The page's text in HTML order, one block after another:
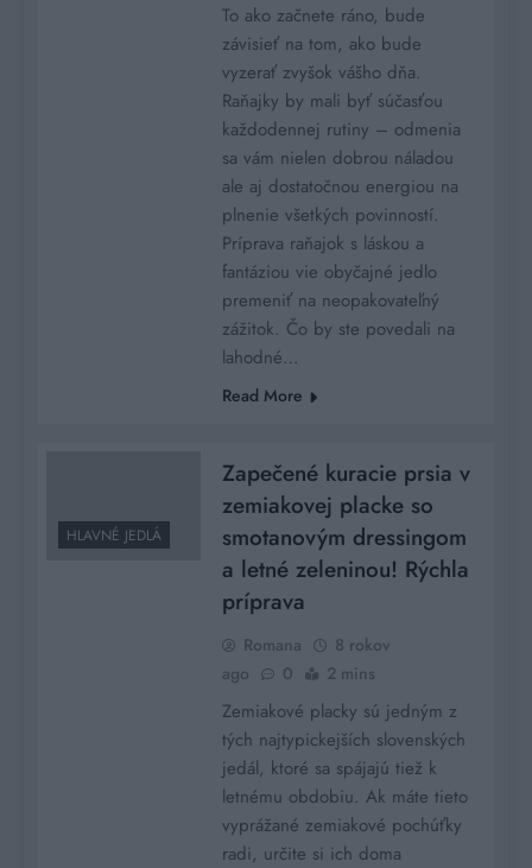
To ako začnete ráno, bude
závisieť na tom, ako bude
vyzerať zvyšok vášho dňa.
Raňajky by mali byť súčasťou
každodennej rutiny – odmenia
sa vám nielen dobrou náladou
ale aj dostatočnou energiou na
plnenie všetkých povinností.
Príprava raňajok s láskou a
fantáziou vie obyčajné jedlo
premeniť na neopakovateľný
zážitok. Čo by ste povedali na
lahodné…
Read More
HLAVNÉ JEDLÁ
Zapečené kuracie prsia v
zemiakovej placke so
smotanovým dressingom
a letné zeleninou! Rýchla
príprava
Romana
8 rokov
ago
0 2 mins
Zemiakové placky sú jedným z
tých najtypickejších slovenských
jedál, ktoré sa spájajú tiež k
letnému obdobiu. Ak máte tieto
vyprážané zemiakové pochúťky
radi, určite si ich doma